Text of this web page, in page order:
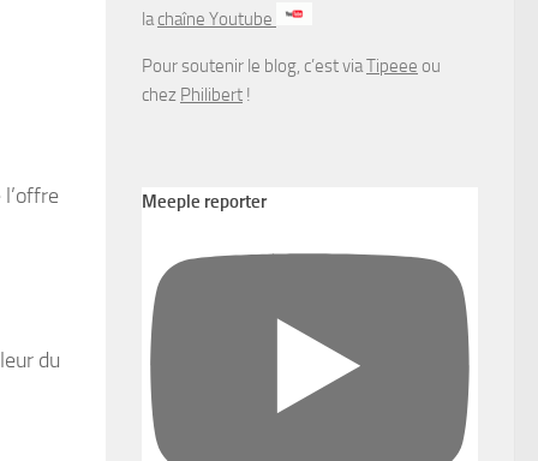
du
lachaîne Youtube
Pour soutenir le blog, c’est viaTipeee ou
chez Philibert !
Meeple reporter